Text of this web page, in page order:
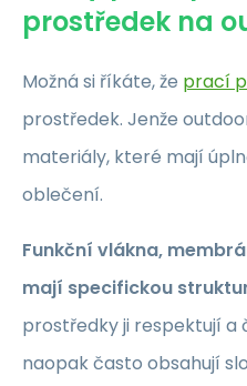
prostředek na
Možná si říkáte, že prací
prostředek. Jenže
materiály, které mají
oblečení.
Funkční vlákna,
mají specifickou
prostředky ji respektují a
naopak často obsahují